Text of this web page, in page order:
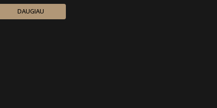
DAUGIAU